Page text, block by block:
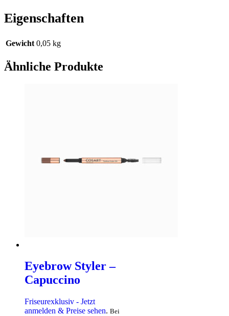
Eigenschaften
Gewicht 0,05 kg
Ähnliche Produkte
Eyebrow Styler –
Capuccino
Friseurexklusiv - Jetzt
anmelden & Preise sehen. Bei